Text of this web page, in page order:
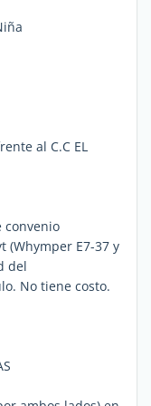
al C.C EL
convenio
(Whymper E7-37 y
del
No tiene costo.